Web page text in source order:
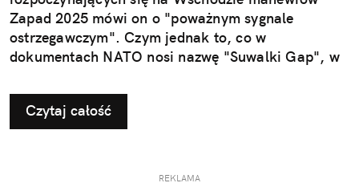
Zapad 2025 mówi on o "poważnym sygnale
ostrzegawczym". Czym jednak to, co w
dokumentach NATO nosi nazwę "Suwalki Gap", w
Czytaj całość
REKLAMA